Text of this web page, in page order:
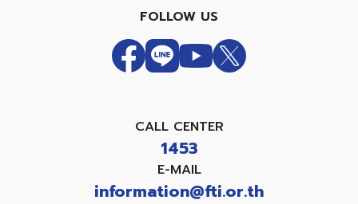
FOLLOW US
CALL CENTER
1453
E-MAIL
information@fti.or.th